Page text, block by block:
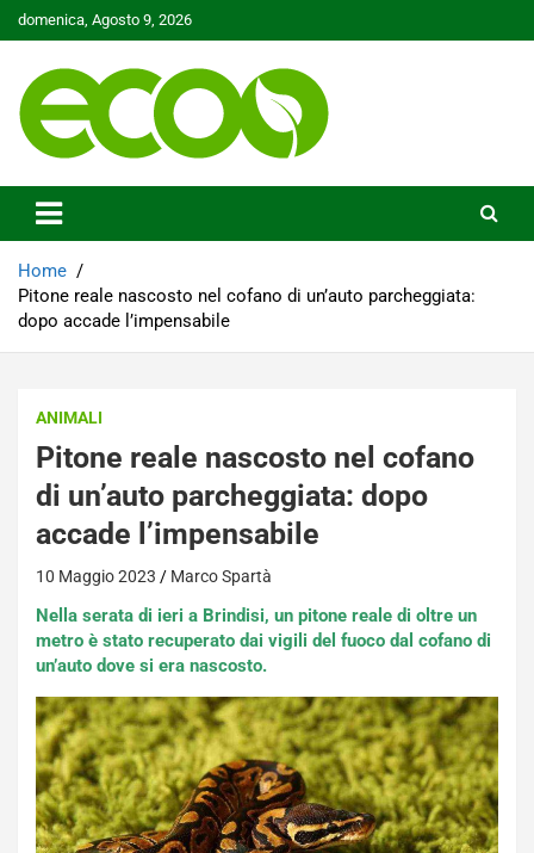
Skip
to
domenica, Agosto 9, 2026
Ecoo.it
Home
Pitone reale nascosto nel cofano di un’auto parcheggiata:
dopo accade l’impensabile
ANIMALI
Pitone reale nascosto nel cofano
di un’auto parcheggiata: dopo
accade l’impensabile
10 Maggio 2023 Marco Spartà
Nella serata di ieri a Brindisi, un pitone reale di oltre un
metro è stato recuperato dai vigili del fuoco dal cofano di
un’auto dove si era nascosto.